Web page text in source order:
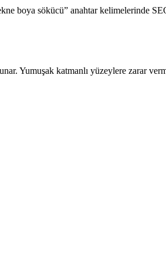
boya sökücü” anahtar kelimelerinde
Yumuşak katmanlı yüzeylere zarar